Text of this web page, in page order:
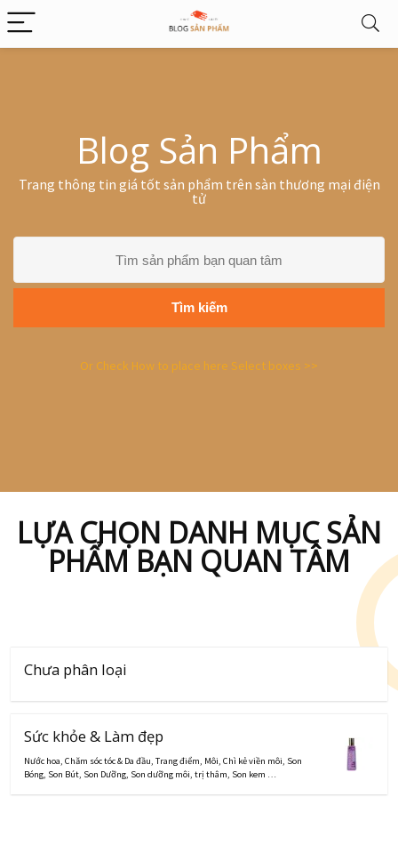
Blog Sản Phẩm
Trang thông tin giá tốt sản phẩm trên sàn thương mại điện
tử
Tìm kiếm
Or Check How to place here Select boxes >>
LỰA CHỌN DANH MỤC SẢN
PHẨM BẠN QUAN TÂM
Chưa phân loại
Sức khỏe & Làm đẹp
Nước hoa, Chăm sóc tóc & Da đầu, Trang điểm, Môi, Chì kẻ viền môi, Son
Bóng, Son Bút, Son Dưỡng, Son dưỡng môi, trị thâm, Son kem …